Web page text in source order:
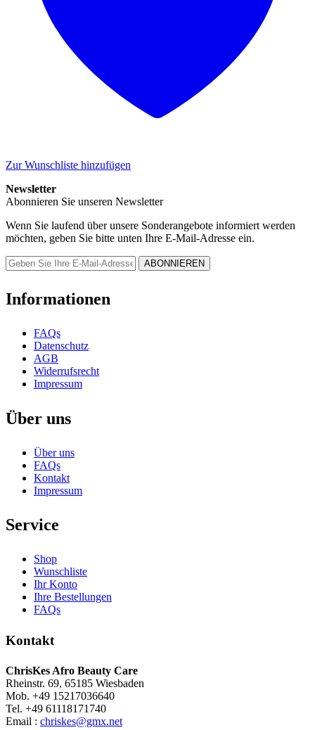
Zur Wunschliste hinzufügen
Newsletter
Abonnieren Sie unseren Newsletter
Wenn Sie laufend über unsere Sonderangebote informiert werden
möchten, geben Sie bitte unten Ihre E-Mail-Adresse ein.
Informationen
FAQs
Datenschutz
AGB
Widerrufsrecht
Impressum
Über uns
Über uns
FAQs
Kontakt
Impressum
Service
Shop
Wunschliste
Ihr Konto
Ihre Bestellungen
FAQs
Kontakt
ChrisKes Afro Beauty Care
Rheinstr. 69, 65185 Wiesbaden
Mob. +49 15217036640
Tel. +49 61118171740
Email : chriskes@gmx.net